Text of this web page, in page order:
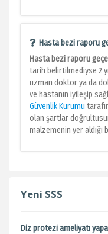
Hasta bezi raporu
Hasta bezi raporu
tarih belirtilmediyse 2
uzman doktor ya da
ve hastanın iyileşip
Güvenlik Kurumu
olan şartlar
malzemenin yer aldığı
Yeni SSS
Diz protezi ameliyatı